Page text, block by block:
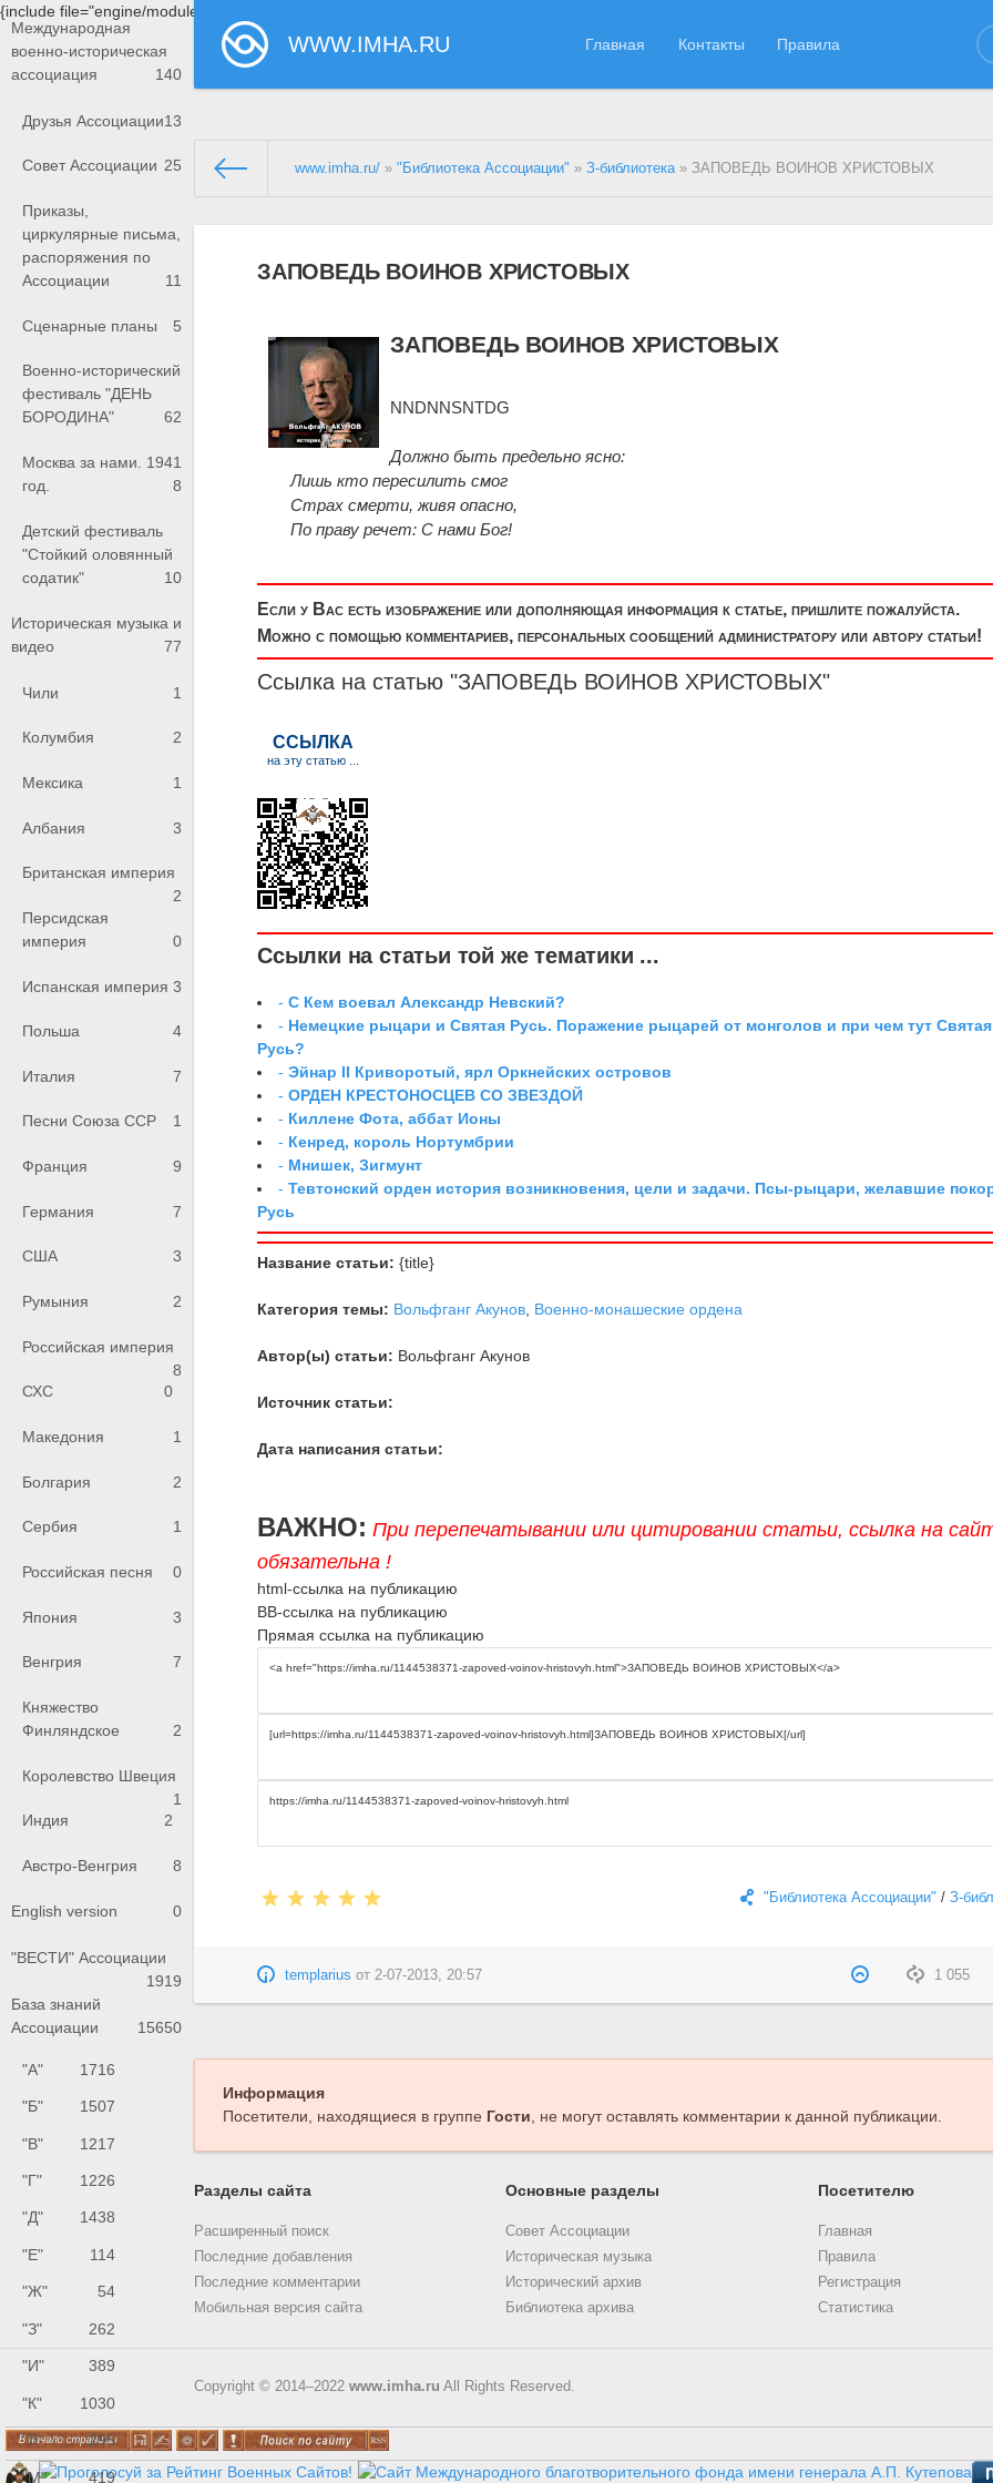
{include file="engine/modules/saperu/head.php"}
WWW.IMHA.RU Главная Контакты Правила
Международная
военно-историческая
ассоциация
140
Друзья Ассоциации13
Совет Ассоциации 25
Приказы,
циркулярные письма,
распоряжения по
Ассоциации
11
Сценарные планы 5
Военно-исторический
фестиваль "ДЕНЬ
БОРОДИНА"
62
Москва за нами. 1941
год.
8
Детский фестиваль
"Стойкий оловянный
содатик"
10
Историческая музыка и
видео
77
Чили 1
Колумбия 2
Мексика 1
Албания 3
Британская империя
2
Персидская
империя
0
Испанская империя 3
Польша 4
Италия 7
Песни Союза ССР 1
Франция 9
Германия 7
США 3
Румыния 2
Российская империя
8
СХС
0
Македония 1
Болгария 2
Сербия 1
Российская песня 0
Япония 3
Венгрия 7
Княжество
Финляндское
2
Королевство Швеция
1
Индия
2
Австро-Венгрия 8
English version 0
"ВЕСТИ" Ассоциации
1919
База знаний
Ассоциации
15650
"А" 1716
"Б" 1507
"В" 1217
"Г" 1226
"Д" 1438
"Е" 114
"Ж" 54
"З" 262
"И" 389
"К" 1030
"Л" 295
"М" 419
www.imha.ru/ »"Библиотека Ассоциации" »З-библиотека» ЗАПОВЕДЬ ВОИНОВ ХРИСТОВЫХ
ЗАПОВЕДЬ ВОИНОВ ХРИСТОВЫХ
ЗАПОВЕДЬ ВОИНОВ ХРИСТОВЫХ
NNDNNSNTDG
Должно быть предельно ясно:
Лишь кто пересилить смог
Страх смерти, живя опасно,
По праву речет: С нами Бог!
Если у Вас есть изображение или дополняющая информация к статье, пришлите пожалуйста.
Можно с помощью комментариев, персональных сообщений администратору или автору статьи!
Ссылка на статью "ЗАПОВЕДЬ ВОИНОВ ХРИСТОВЫХ"
Ссылки на статьи той же тематики ...
-С Кем воевал Александр Невский?
- Немецкие рыцари и Святая Русь. Поражение рыцарей от монголов и при чем тут Святая
Русь?
-Эйнар II Криворотый, ярл Оркнейских островов
-ОРДЕН КРЕСТОНОСЦЕВ СО ЗВЕЗДОЙ
- Киллене Фота, аббат Ионы
- Кенред, король Нортумбрии
- Мнишек, Зигмунт
-Тевтонский орден история возникновения, цели и задачи. Псы-рыцари, желавшие
Русь
Название статьи: {title}
Категория темы: Вольфганг Акунов, Военно-монашеские ордена
Автор(ы) статьи: Вольфганг Акунов
Источник статьи:
Дата написания статьи:
ВАЖНО: При перепечатывании или цитировании статьи, ссылка на
обязательна !
html-ссылка на публикацию
BB-ссылка на публикацию
Прямая ссылка на публикацию
"Библиотека Ассоциации" / З-
1 055
templarius от 2-07-2013, 20:57
Информация
Посетители, находящиеся в группе Гости , не могут оставлять комментарии к данной публикации.
Разделы сайта
Расширенный поиск
Последние добавления
Последние комментарии
Мобильная версия сайта
Основные разделы
Совет Ассоциации
Историческая музыка
Исторический архив
Библиотека архива
Посетителю
Главная
Правила
Регистрация
Статистика
Copyright © 2014–2022 www.imha.ru All Rights Reserved.